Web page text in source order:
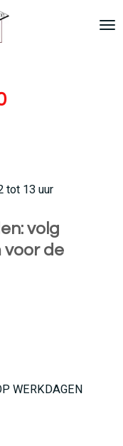
tot 13 uur
volg
voor de
WERKDAGEN